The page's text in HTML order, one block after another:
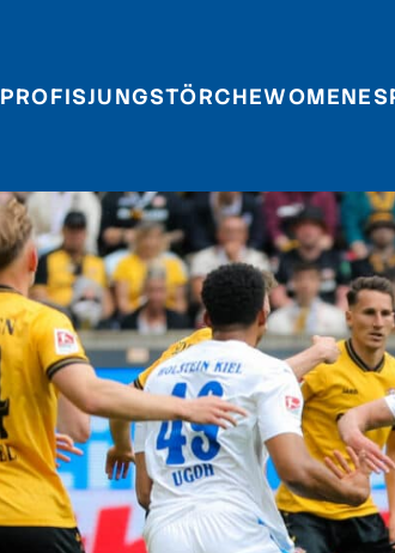
PROFISJUNGSTÖRCHEWOMEN